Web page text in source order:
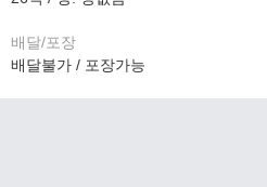
배달/포장
배달불가 / 포장가능